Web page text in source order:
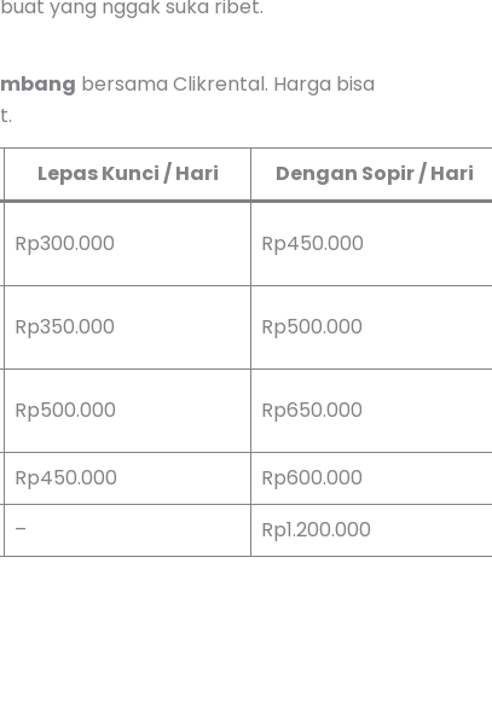
yang nggak suka ribet.
bersama Clikrental. Harga bisa
Lepas Kunci / Hari
Dengan Sopir / Hari
Rp300.000 Rp450.000
Rp350.000 Rp500.000
Rp500.000 Rp650.000
Rp450.000
Rp600.000
– Rp1.200.000